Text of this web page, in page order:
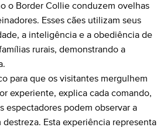
o Border Collie conduzem ovelhas
Esses cães utilizam seus
a inteligência e a obediência de
rurais, demonstrando a
para que os visitantes mergulhem
experiente, explica cada comando,
espectadores podem observar a
Esta experiência representa